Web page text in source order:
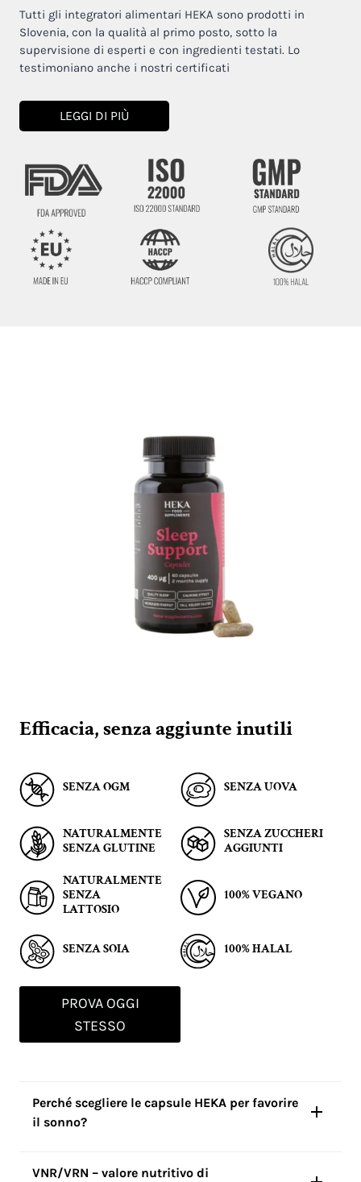
Tutti gli integratori alimentari HEKA sono prodotti in
Slovenia, con la qualità al primo posto, sotto la
supervisione di esperti e con ingredienti testati. Lo
testimoniano anche i nostri certificati
LEGGI DI PIÙ
Efficacia, senza aggiunte inutili
SENZA OGM
NATURALMENTE
SENZA GLUTINE
NATURALMENTE
SENZA
LATTOSIO
SENZA SOIA
SENZA UOVA
SENZA ZUCCHERI
AGGIUNTI
100% VEGANO
100% HALAL
PROVA OGGI
STESSO
Perché scegliere le capsule HEKA per favorire
il sonno?
VNR/VRN – valore nutritivo di